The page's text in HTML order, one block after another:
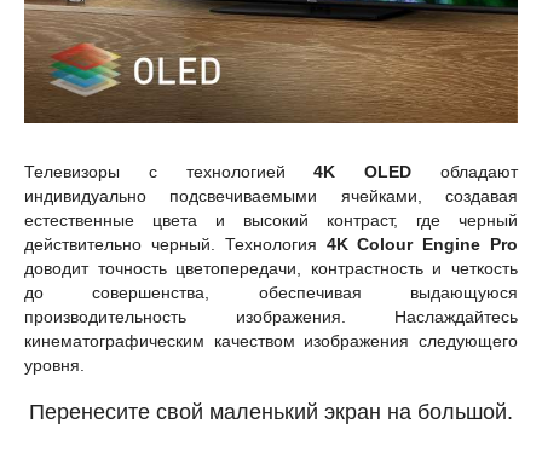
Телевизоры с технологией4K OLED обладают
индивидуально подсвечиваемыми ячейками, создавая
естественные цвета и высокий контраст, где черный
действительно черный. Технология 4K Colour Engine Pro
доводит точность цветопередачи, контрастность и четкость
до совершенства, обеспечивая выдающуюся
производительность изображения. Наслаждайтесь
кинематографическим качеством изображения следующего
уровня.
Перенесите свой маленький экран на большой.